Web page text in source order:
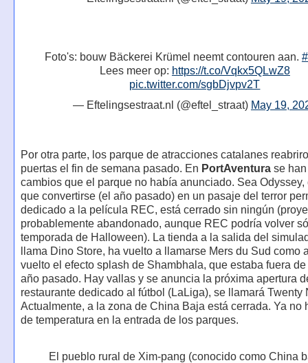
Foto's: bouw Bäckerei Krümel neemt contouren aan.
Lees meer op: https://t.co/Vqkx5QLwZ8
pic.twitter.com/sgbDjvpv2T
— Eftelingsestraat.nl (@eftel_straat) May 19,
Por otra parte, los parque de atracciones catalanes
puertas el fin de semana pasado. En PortAventurase han
cambios que el parque no había anunciado. Sea Odyssey,
que convertirse (el año pasado) en un pasaje del terror
dedicado a la película REC, está cerrado sin ningún
probablemente abandonado, aunque REC podría volver
temporada de Halloween). La tienda a la salida del
llama Dino Store, ha vuelto a llamarse Mers du Sud como
vuelto el efecto splash de Shambhala, que estaba fuera
año pasado. Hay vallas y se anuncia la próxima apertura
restaurante dedicado al fútbol (LaLiga), se llamará Twenty
Actualmente, a la zona de China Baja está cerrada. Ya no
de temperatura en la entrada de los parques.
El pueblo rural de Xim-pang (conocido como China